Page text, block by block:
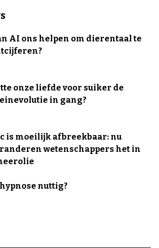
AI ons helpen om dierentaal te
onze liefde voor suiker de
in gang?
is moeilijk afbreekbaar: nu
wetenschappers het in
nuttig?